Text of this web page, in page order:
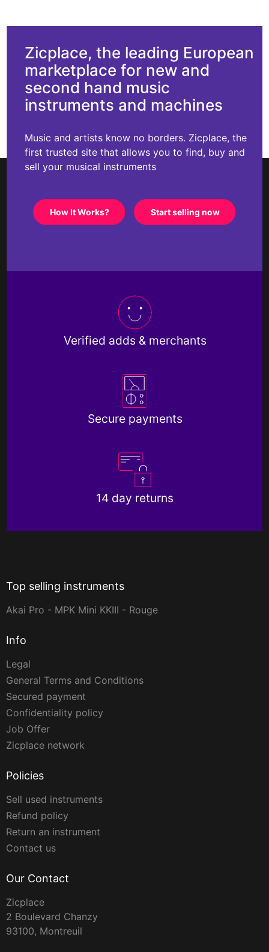
Zicplace, the leading European
marketplace for new and
second hand music
instruments and machines
Music and artists know no borders. Zicplace, the
first trusted site that allows you to find, buy and
sell your musical instruments
How It Works? Start selling now
Verified adds & merchants
Secure payments
14 day returns
Top selling instruments
Akai Pro - MPK Mini KKIII - Rouge
Info
Legal
General Terms and Conditions
Secured payment
Confidentiality policy
Job Offer
Zicplace network
Policies
Sell used instruments
Refund policy
Return an instrument
Contact us
Our Contact
Zicplace
2 Boulevard Chanzy
93100, Montreuil